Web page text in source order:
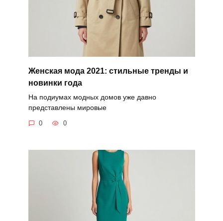
Женская мода 2021: стильные тренды и
новинки года
На подиумах модных домов уже давно
представлены мировые
0 0